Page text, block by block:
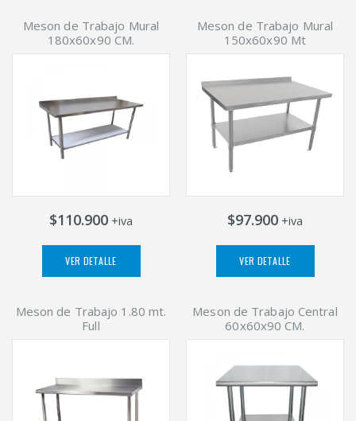
Meson de Trabajo Mural
180x60x90 CM.
$110.900 +iva
VER DETALLE
Meson de Trabajo Mural
150x60x90 Mt
$97.900 +iva
VER DETALLE
Meson de Trabajo 1.80 mt.
Full
Meson de Trabajo Central
60x60x90 CM.